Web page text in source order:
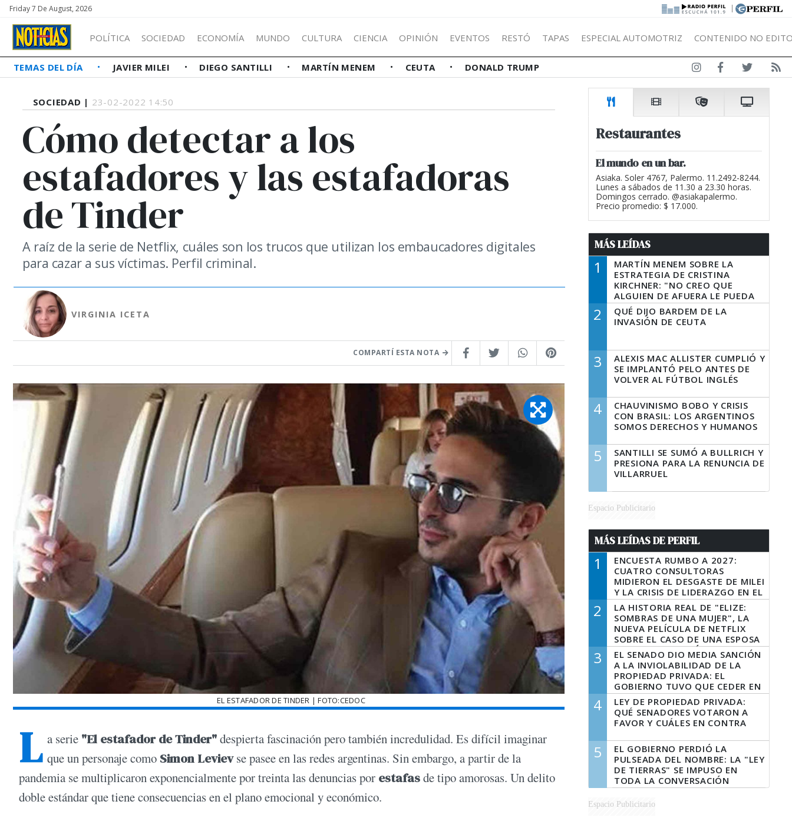
Friday 7 De August, 2026 |
POLÍTICA SOCIEDAD ECONOMÍA MUNDO CULTURA CIENCIA OPINIÓN EVENTOS RESTÓ TAPAS ESPECIAL AUTOMOTRIZ CONTENIDO NO
TEMAS DEL DÍA JAVIER MILEI DIEGO SANTILLI MARTÍN MENEM CEUTA DONALD TRUMP
SOCIEDAD | 23-02-2022 14:50
Cómo detectar a los
estafadores y las estafadoras
de Tinder
A raíz de la serie de Netflix, cuáles son los trucos que utilizan los embaucadores digitales
para cazar a sus víctimas. Perfil criminal.
VIRGINIA ICETA
COMPARTÍ ESTA NOTA
EL ESTAFADOR DE TINDER | FOTO:CEDOC
L a serie "El estafador de Tinder"despierta fascinación pero también incredulidad. Es difícil imaginar
que un personaje como Simon Levievse pasee en las redes argentinas. Sin embargo, a partir de la
pandemia se multiplicaron exponencialmente por treinta las denuncias por estafasde tipo amorosas. Un delito
doble estándar que tiene consecuencias en el plano emocional y económico.
Restaurantes
El mundo en un bar.
Asiaka. Soler 4767, Palermo. 11.2492-8244.
Lunes a sábados de 11.30 a 23.30 horas.
Domingos cerrado. @asiakapalermo.
Precio promedio: $ 17.000.
MÁS LEÍDAS
1
MARTÍN MENEM SOBRE LA
ESTRATEGIA DE CRISTINA
KIRCHNER: "NO CREO QUE
ALGUIEN DE AFUERA LE PUEDA
DECIR A LA JUSTICIA LO QUE
TIENE QUE HACER"
2
QUÉ DIJO BARDEM DE LA
INVASIÓN DE CEUTA
3
ALEXIS MAC ALLISTER CUMPLIÓ Y
SE IMPLANTÓ PELO ANTES DE
VOLVER AL FÚTBOL INGLÉS
4
CHAUVINISMO BOBO Y CRISIS
CON BRASIL: LOS ARGENTINOS
SOMOS DERECHOS Y HUMANOS
5
SANTILLI SE SUMÓ A BULLRICH Y
PRESIONA PARA LA RENUNCIA DE
VILLARRUEL
Espacio Publicitario
MÁS LEÍDAS DE PERFIL
1
ENCUESTA RUMBO A 2027:
CUATRO CONSULTORAS
MIDIERON EL DESGASTE DE MILEI
Y LA CRISIS DE LIDERAZGO EN EL
PERONISMO
2
LA HISTORIA REAL DE "ELIZE:
SOMBRAS DE UNA MUJER", LA
NUEVA PELÍCULA DE NETFLIX
SOBRE EL CASO DE UNA ESPOSA
QUE DESCUARTIZÓ A SU
MARIDO
3
EL SENADO DIO MEDIA SANCIÓN
A LA INVIOLABILIDAD DE LA
PROPIEDAD PRIVADA: EL
GOBIERNO TUVO QUE CEDER EN
LA LEY DEL MANEJO DEL FUEGO
4
LEY DE PROPIEDAD PRIVADA:
QUÉ SENADORES VOTARON A
FAVOR Y CUÁLES EN CONTRA
5
EL GOBIERNO PERDIÓ LA
PULSEADA DEL NOMBRE: LA "LEY
DE TIERRAS" SE IMPUSO EN
TODA LA CONVERSACIÓN
DIGITAL
Espacio Publicitario